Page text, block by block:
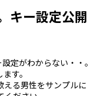
キー設定公開
定がわからない・・。
す。
える男性をサンプルに